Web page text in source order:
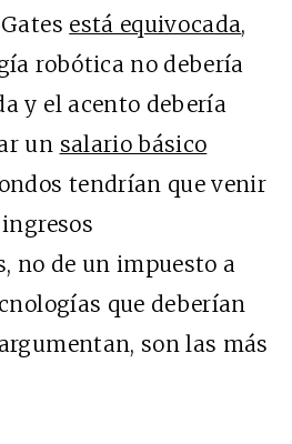
está equivocada,
robótica no debería
y el acento debería
un salario básico
tendrían que venir
no de un impuesto a
que deberían
son las más